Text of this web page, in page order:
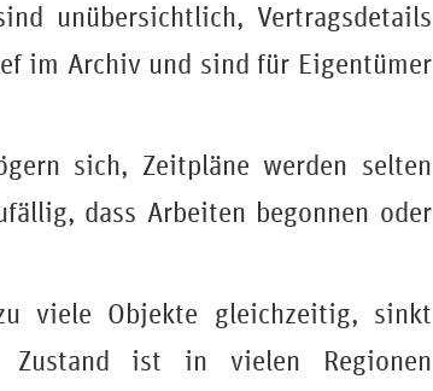
unübersichtlich, Vertragsdetails
im Archiv und sind für Eigentümer
sich, Zeitpläne werden selten
dass Arbeiten begonnen oder
viele Objekte gleichzeitig, sinkt
Zustand ist in vielen Regionen